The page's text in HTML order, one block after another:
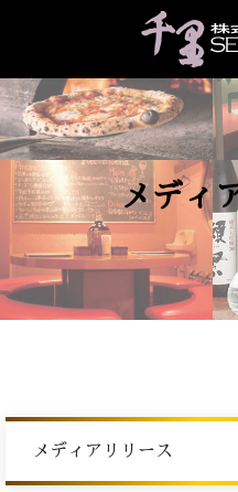
メディ
メディアリリース